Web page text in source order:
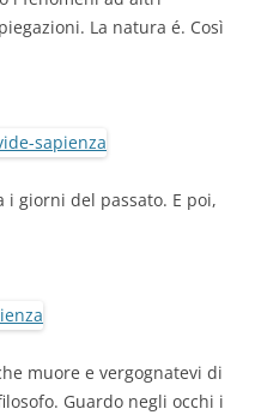
La natura é. Così
i giorni del passato. E poi,
muore e vergognatevi di
Guardo negli occhi i